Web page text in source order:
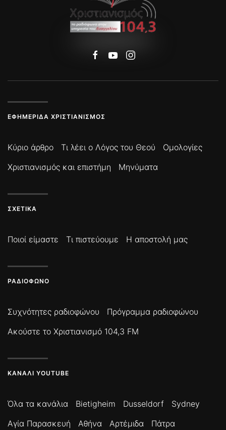
ΕΦΗΜΕΡΊΔΑ ΧΡΙΣΤΙΑΝΙΣΜΌΣ
Κύριο άρθρο Τι λέει ο Λόγος του Θεού
Ομολογίες
Χριστιανισμός και επιστήμη
Μηνύματα
ΣΧΕΤΙΚΆ
Ποιοί είμαστε Τι πιστεύουμε Η αποστολή μας
ΡΑΔΙΌΦΩΝΟ
Συχνότητες ραδιοφώνου
Πρόγραμμα ραδιοφώνου
Ακούστε το Χριστιανισμό 104,3 FM
ΚΑΝΆΛΙ YOUTUBE
Όλα τα κανάλια Bietigheim Dusseldorf
Sydney
Αγία Παρασκευή
Αθήνα Αρτέμιδα
Πάτρα